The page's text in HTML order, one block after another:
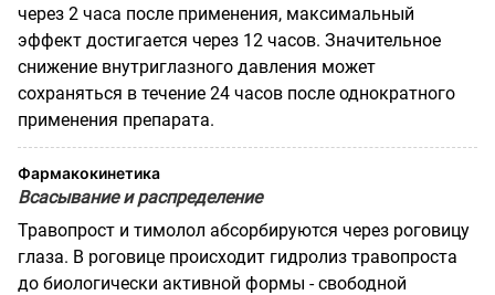
через 2 часа после применения, максимальный
эффект достигается через 12 часов. Значительное
снижение внутриглазного давления может
сохраняться в течение 24 часов после однократного
применения препарата.
Фармакокинетика
Всасывание и распределение
Травопрост и тимолол абсорбируются через роговицу
глаза. В роговице происходит гидролиз травопроста
до биологически активной формы - свободной